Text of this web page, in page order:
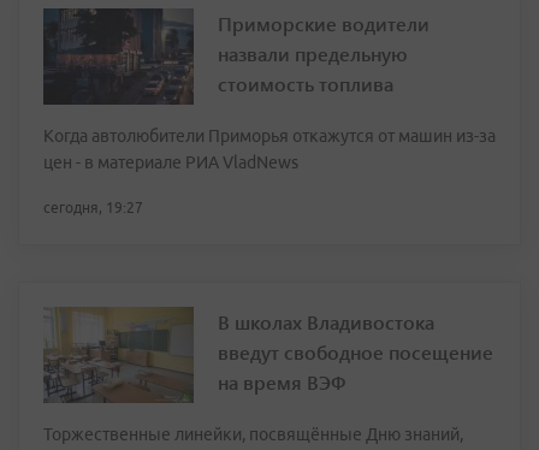
Приморские водители
назвали предельную
стоимость топлива
Когда автолюбители Приморья откажутся от машин из-за
цен - в материале РИА VladNews
сегодня, 19:27
В школах Владивостока
введут свободное посещение
на время ВЭФ
Торжественные линейки, посвящённые Дню знаний,